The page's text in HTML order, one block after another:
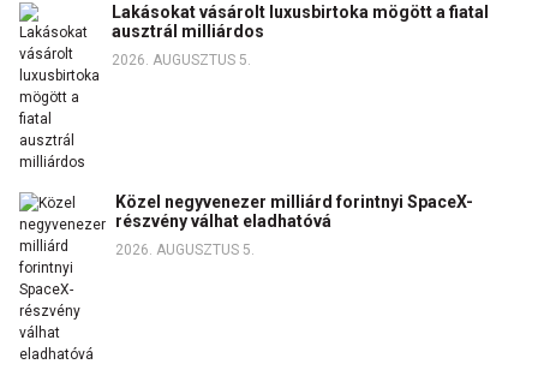
Lakásokat vásárolt luxusbirtoka mögött a fiatal
ausztrál milliárdos
2026. AUGUSZTUS 5.
Közel negyvenezer milliárd forintnyi SpaceX-
részvény válhat eladhatóvá
2026. AUGUSZTUS 5.